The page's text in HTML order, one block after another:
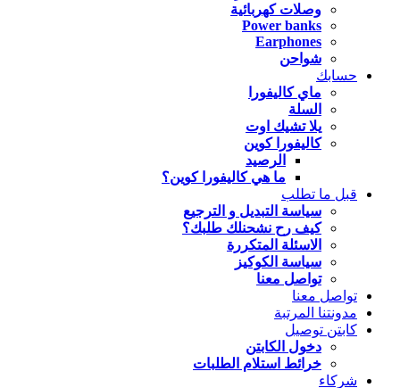
وصلات كهربائية
Power banks
Earphones
شواحن
حسابك
ماي كاليفورا
السلة
يلا تشيك اوت
كاليفورا كوين
الرصيد
ما هي كاليفورا كوين؟
قبل ما تطلب
سياسة التبديل و الترجيع
كيف رح نشحنلك طلبك؟
الاسئلة المتكررة
سياسة الكوكيز
تواصل معنا
تواصل معنا
مدونتنا المرتبة
كابتن توصيل
دخول الكابتن
خرائط استلام الطلبات
شركاء